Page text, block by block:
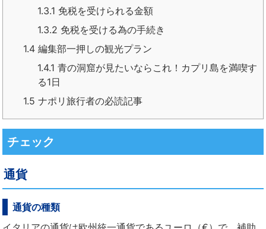
1.3.1 免税を受けられる金額
1.3.2 免税を受ける為の手続き
1.4 編集部一押しの観光プラン
1.4.1 青の洞窟が見たいならこれ！カプリ島を満喫す
る1日
1.5 ナポリ旅行者の必読記事
チェック
通貨
通貨の種類